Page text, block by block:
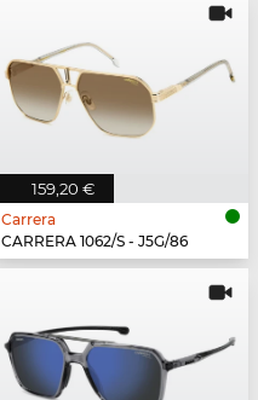
159,20 €
Carrera
CARRERA 1062/S - J5G/86